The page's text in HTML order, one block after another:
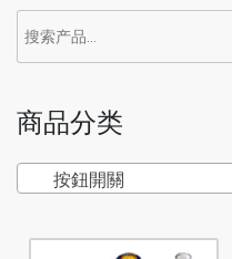
商品分类
按鈕開關